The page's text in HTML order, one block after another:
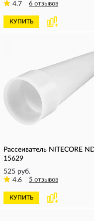
4.7
6 отзывов
КУПИТЬ
Рассеиватель NITECORE
15629
525 руб.
4.6
5 отзывов
КУПИТЬ